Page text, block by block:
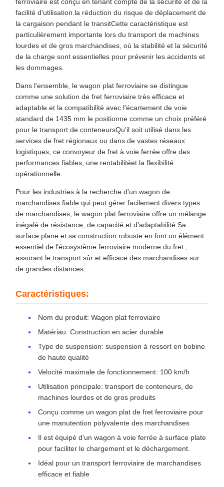
facilité d'utilisation.la réduction du risque de déplacement de
la cargaison pendant le transitCette caractéristique est
particulièrement importante lors du transport de machines
lourdes et de gros marchandises, où la stabilité et la sécurité
de la charge sont essentielles pour prévenir les accidents et
les dommages.
Dans l'ensemble, le wagon plat ferroviaire se distingue
comme une solution de fret ferroviaire très efficace et
adaptable.et la compatibilité avec l'écartement de voie
standard de 1435 mm le positionne comme un choix préféré
pour le transport de conteneursQu'il soit utilisé dans les
services de fret régionaux ou dans de vastes réseaux
logistiques, ce convoyeur de fret à voie ferrée offre des
performances fiables, une rentabilitéet la flexibilité
opérationnelle.
Pour les industries à la recherche d'un wagon de
marchandises fiable qui peut gérer facilement divers types
de marchandises, le wagon plat ferroviaire offre un mélange
inégalé de résistance, de capacité et d'adaptabilité.Sa
surface plane et sa construction robuste en font un élément
essentiel de l'écosystème ferroviaire moderne du fret.,
assurant le transport sûr et efficace des marchandises sur
de grandes distances.
Caractéristiques:
Nom du produit: Wagon plat ferroviaire
Matériau: Construction en acier durable
Type de suspension: suspension à ressort en bobine
de haute qualité
Velocité maximale de fonctionnement: 100 km/h
Utilisation principale: transport de conteneurs, de
machines lourdes et de gros produits
Conçu comme un wagon plat de fret ferroviaire pour
une manutention polyvalente des marchandises
Il est équipé d'un wagon à voie ferrée à surface plate
pour faciliter le chargement et le déchargement.
Idéal pour un transport ferroviaire de marchandises
efficace et fiable